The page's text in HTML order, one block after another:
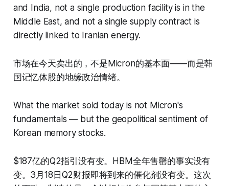
and India, not a single production facility is in the
Middle East, and not a single supply contract is
directly linked to Iranian energy.
市场在今天卖出的，不是Micron的基本面——而是韩
国记忆体股的地缘政治情绪。
What the market sold today is not Micron's
fundamentals — but the geopolitical sentiment of
Korean memory stocks.
$187亿的Q2指引没有变。HBM全年售罄的事实没有
变。3月18日Q2财报即将到来的催化剂没有变。这次